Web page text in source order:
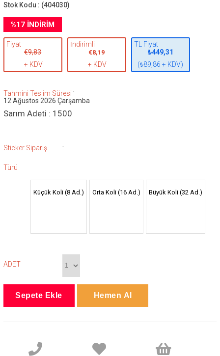
Stok Kodu : (404030)
%17İNDIRIM
Fiyat
€9,83
+ KDV
İndirimli
€8,19
+ KDV
TL Fiyat
₺449,31
(₺89,86 + KDV)
Tahmini Teslim Süresi :
12 Ağustos 2026 Çarşamba
Sarım Adeti : 1500
Sticker Sipariş
Türü
:
Küçük Koli (8 Ad.) Orta Koli (16 Ad.) Büyük Koli (32 Ad.)
ADET